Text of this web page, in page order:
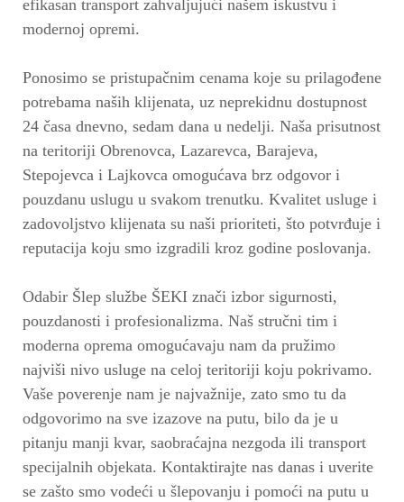
efikasan transport zahvaljujući našem iskustvu i
modernoj opremi.
Ponosimo se pristupačnim cenama koje su prilagođene
potrebama naših klijenata, uz neprekidnu dostupnost
24 časa dnevno, sedam dana u nedelji. Naša prisutnost
na teritoriji Obrenovca, Lazarevca, Barajeva,
Stepojevca i Lajkovca omogućava brz odgovor i
pouzdanu uslugu u svakom trenutku. Kvalitet usluge i
zadovoljstvo klijenata su naši prioriteti, što potvrđuje i
reputacija koju smo izgradili kroz godine poslovanja.
Odabir Šlep službe ŠEKI znači izbor sigurnosti,
pouzdanosti i profesionalizma. Naš stručni tim i
moderna oprema omogućavaju nam da pružimo
najviši nivo usluge na celoj teritoriji koju pokrivamo.
Vaše poverenje nam je najvažnije, zato smo tu da
odgovorimo na sve izazove na putu, bilo da je u
pitanju manji kvar, saobraćajna nezgoda ili transport
specijalnih objekata. Kontaktirajte nas danas i uverite
se zašto smo vodeći u šlepovanju i pomoći na putu u